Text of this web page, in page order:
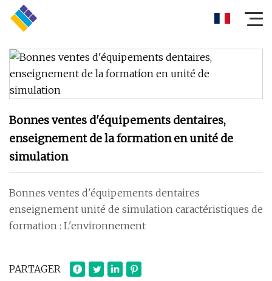
Bonnes ventes d'équipements dentaires,
enseignement de la formation en unité de
simulation
Bonnes ventes d'équipements dentaires
enseignement unité de simulation caractéristiques de
formation : L'environnement
PARTAGER